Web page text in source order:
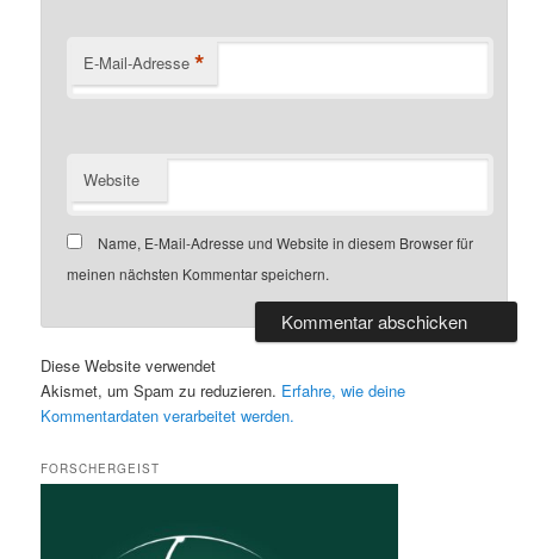
E-Mail-Adresse *
Website
Name, E-Mail-Adresse und Website in diesem Browser für
meinen nächsten Kommentar speichern.
Diese Website verwendet
Akismet, um Spam zu reduzieren. Erfahre, wie deine
Kommentardaten verarbeitet werden.
FORSCHERGEIST